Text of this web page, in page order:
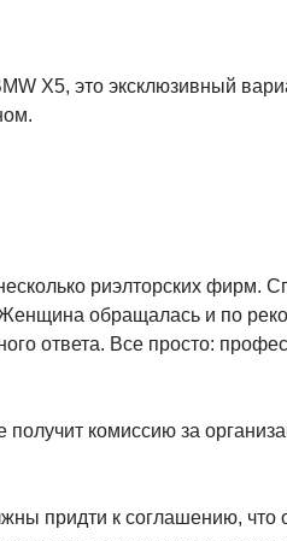
X5, это эксклюзивный
риэлторских фирм.
Женщина обращалась и по
ответа. Все просто:
комиссию за
придти к соглашению,